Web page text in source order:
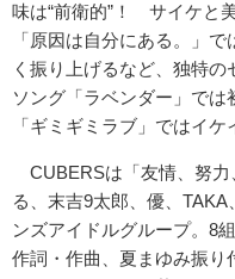
味は“前衛的”！ サイケと
「原因は自分にある。」
く振り上げるなど、独特
ソング「ラベンダー」では
「ギミギミラブ」ではイ
CUBERSは「友情、努力
る、末吉9太郎、優、
ンズアイドルグループ。8
作詞・作曲、夏まゆみ振り